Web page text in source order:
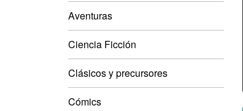
Aventuras
Ciencia Ficción
Clásicos y precursores
Cómics